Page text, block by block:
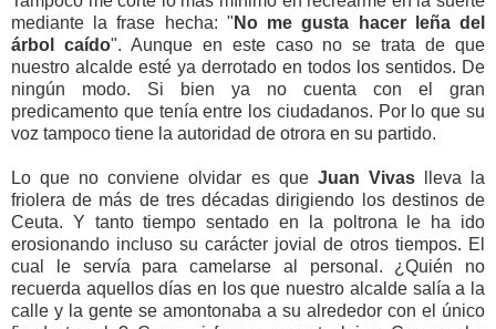
mediante la frase hecha: " No me gusta hacer leña del
árbol caído". Aunque en este caso no se trata de que
nuestro alcalde esté ya derrotado en todos los sentidos. De
ningún modo. Si bien ya no cuenta con el gran
predicamento que tenía entre los ciudadanos. Por lo que su
voz tampoco tiene la autoridad de otrora en su partido.
Lo que no conviene olvidar es que Juan Vivaslleva la
friolera de más de tres décadas dirigiendo los destinos de
Ceuta. Y tanto tiempo sentado en la poltrona le ha ido
erosionando incluso su carácter jovial de otros tiempos. El
cual le servía para camelarse al personal. ¿Quién no
recuerda aquellos días en los que nuestro alcalde salía a la
calle y la gente se amontonaba a su alrededor con el único